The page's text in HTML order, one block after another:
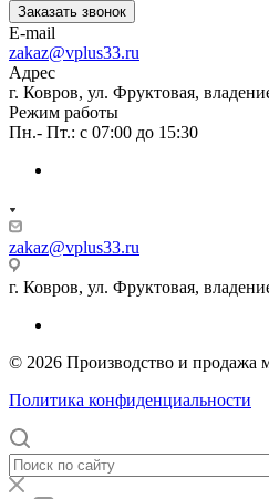
Заказать звонок
E-mail
zakaz@vplus33.ru
Адрес
г. Ковров, ул. Фруктовая,
Режим работы
Пн.- Пт.: с 07:00 до 15:30
zakaz@vplus33.ru
г. Ковров, ул. Фруктовая,
© 2026 Производство и продажа
Политика конфиденциальности